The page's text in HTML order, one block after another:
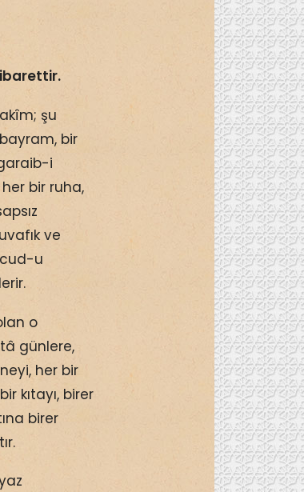
şu
bir
i
bir ruha,
ve
u
o
günlere,
her bir
kıtayı, birer
birer